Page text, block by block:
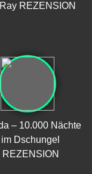
REZENSION
– 10.000 Nächte
im Dschungel
REZENSION